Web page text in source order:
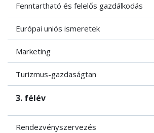
Fenntartható és felelős gazdálkodás
Európai uniós ismeretek
Marketing
Turizmus-gazdaságtan
3. félév
Rendezvényszervezés